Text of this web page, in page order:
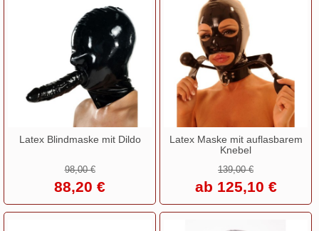
Latex Blindmaske mit Dildo
98,00 €
88,20 €
Latex Maske mit auflasbarem
Knebel
139,00 €
ab 125,10 €